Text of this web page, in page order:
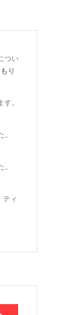
つい
もり
。
ティ